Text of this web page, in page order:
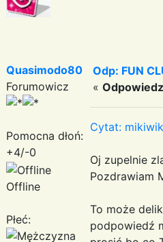
Quasimodo80
Forumowicz
Pomocna dłoń:
+4/-0
Offline
Płeć:
Odp: FUN
«
Cytat:
Oj zupelnie
Pozdrawiam
To może
podpowiedź